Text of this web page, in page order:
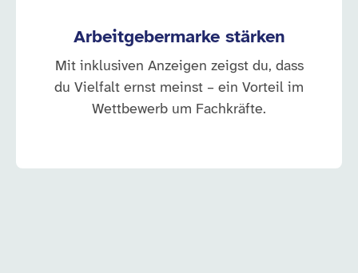
Arbeitgebermarke stärken
Mit inklusiven Anzeigen zeigst du, dass
du Vielfalt ernst meinst – ein Vorteil im
Wettbewerb um Fachkräfte.